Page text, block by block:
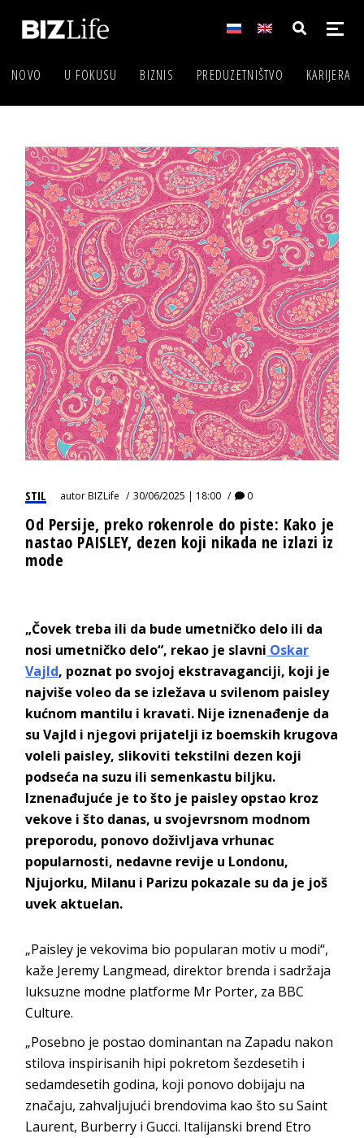
NOVO U FOKUSU BIZNIS PREDUZETNIŠTVO KARIJERA
STIL autorBIZLife 30/06/2025 | 18:00 0
Od Persije, preko rokenrole do piste: Kako je
nastao PAISLEY, dezen koji nikada ne izlazi iz
mode
„Čovek treba ili da bude umetničko delo ili da
nosi umetničko delo“, rekao je slavni Oskar
Vajld, poznat po svojoj ekstravaganciji, koji je
najviše voleo da se izležava u svilenom paisley
kućnom mantilu i kravati. Nije iznenađenje da
su Vajld i njegovi prijatelji iz boemskih krugova
voleli paisley, slikoviti tekstilni dezen koji
podseća na suzu ili semenkastu biljku.
Iznenađujuće je to što je paisley opstao kroz
vekove i što danas, u svojevrsnom modnom
preporodu, ponovo doživljava vrhunac
popularnosti, nedavne revije u Londonu,
Njujorku, Milanu i Parizu pokazale su da je još
uvek aktuelan.
„Paisley je vekovima bio popularan motiv u modi“,
kaže Jeremy Langmead, direktor brenda i sadržaja
luksuzne modne platforme Mr Porter, za BBC
Culture.
„Posebno je postao dominantan na Zapadu nakon
stilova inspirisanih hipi pokretom šezdesetih i
sedamdesetih godina, koji ponovo dobijaju na
značaju, zahvaljujući brendovima kao što su Saint
Laurent, Burberry i Gucci. Italijanski brend Etro